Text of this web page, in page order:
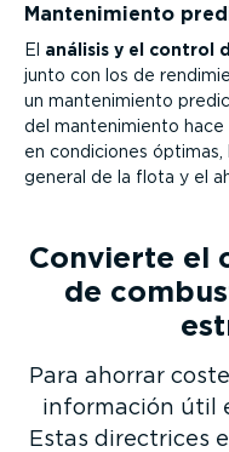
Mante­ni­miento
El análisis y el control
junto con los de
un mante­ni­miento
del mante­ni­miento
en condiciones
general de la flota y el
Convierte el
de
Para ahorrar
información útil
Estas directrices